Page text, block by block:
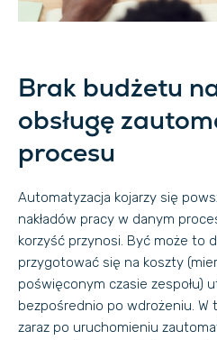
Brak budżetu
obsługę
procesu
Automatyzacja kojarzy się
nakładów pracy w danym
korzyść przynosi. Być może to
przygotować się na koszty
poświęconym czasie zespołu)
bezpośrednio po wdrożeniu. W
zaraz po uruchomieniu